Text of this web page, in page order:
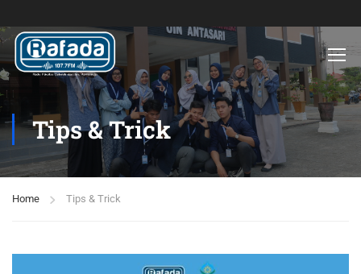
Tips & Trick
Home Tips & Trick